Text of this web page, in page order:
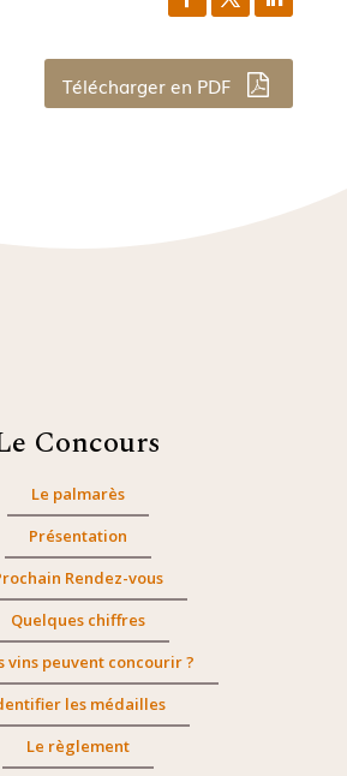
Télécharger en PDF
Concours
Le palmarès
Présentation
Rendez-vous
Quelques chiffres
vins peuvent concourir ?
les médailles
Le règlement